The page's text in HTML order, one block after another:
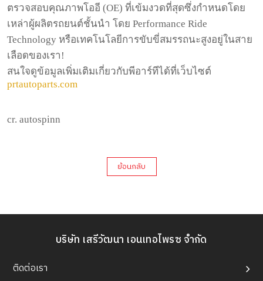
ตรวจสอบคุณภาพโออี (OE) ที่เข้มงวดที่สุดซึ่งกำหนดโดย
เหล่าผู้ผลิตรถยนต์ชั้นนำ โดย Performance Ride
Technology หรือเทคโนโลยีการขับขี่สมรรถนะสูงอยู่ในสาย
เลือดของเรา !
สนใจดูข้อมูลเพิ่มเติมเกี่ยวกับพีอาร์ทีได้ที่เว็บไซต์
prtautoparts.com
cr. autospinn
ย้อนกลับ
บริษัท เสรีวัฒนา เอนเทอไพรซ จำกัด
ติดต่อเรา